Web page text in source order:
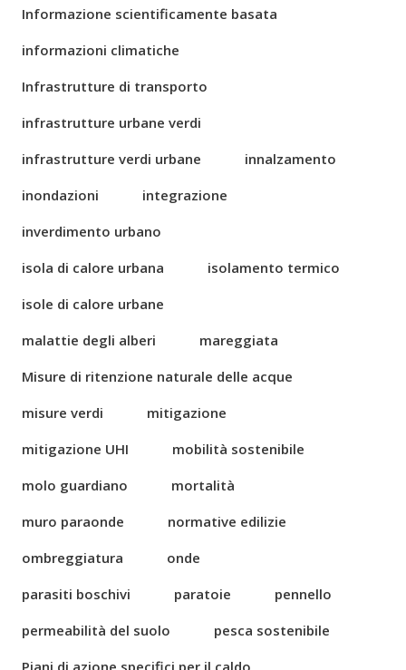
Informazione scientificamente basata
informazioni climatiche
Infrastrutture di transporto
infrastrutture urbane verdi
infrastrutture verdi urbane
innalzamento
inondazioni
integrazione
inverdimento urbano
isola di calore urbana
isolamento termico
isole di calore urbane
malattie degli alberi
mareggiata
Misure di ritenzione naturale delle acque
misure verdi
mitigazione
mitigazione UHI
mobilità sostenibile
molo guardiano
mortalità
muro paraonde
normative edilizie
ombreggiatura
onde
parasiti boschivi
paratoie
pennello
permeabilità del suolo
pesca sostenibile
Piani di azione specifici per il caldo